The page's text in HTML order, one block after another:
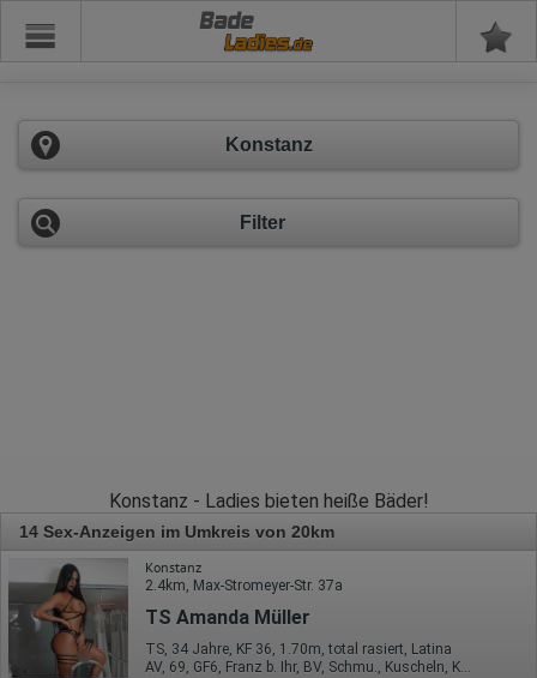
Bade
Konstanz
Filter
Konstanz - Ladies bieten heiße Bäder!
14 Sex-Anzeigen im Umkreis von 20km
Konstanz
2.4km, Max-Stromeyer-Str. 37a
TS Amanda Müller
TS, 34 Jahre, KF 36, 1.70m, total rasiert, Latina
AV, 69, GF6, Franz b. Ihr, BV, Schmu., Kuscheln, Körperküs.